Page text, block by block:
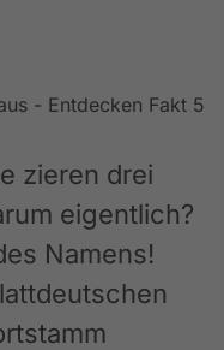
zieren drei
eigentlich?
Namens!